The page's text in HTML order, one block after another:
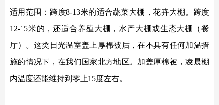
适用范围：跨度8-13米的适合蔬菜大棚，花卉大棚。跨度
12-15米的，还适合养殖大棚，水产大棚或生态大棚（餐
厅）。这类日光温室盖上厚棉被后，在不具有任何加温措
施的情况下，在我们国家北方地区。加盖厚棉被，凌晨棚
内温度还能维持到零上15度左右。